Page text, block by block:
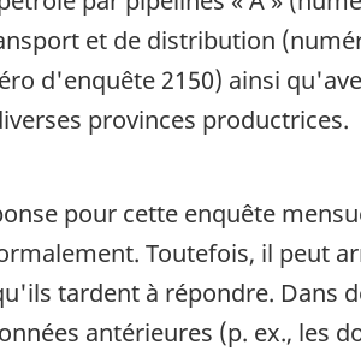
et de distribution
d'enquête 2150) ainsi
provinces productrices.
pour cette enquête
Toutefois, il peut
tardent à répondre. Dans
antérieures (p. ex., les